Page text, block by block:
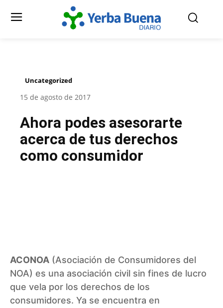
Uncategorized
15 de agosto de 2017
Ahora podes asesorarte
acerca de tus derechos
como consumidor
ACONOA (Asociación de Consumidores del
NOA) es una asociación civil sin fines de lucro
que vela por los derechos de los
consumidores. Ya se encuentra en